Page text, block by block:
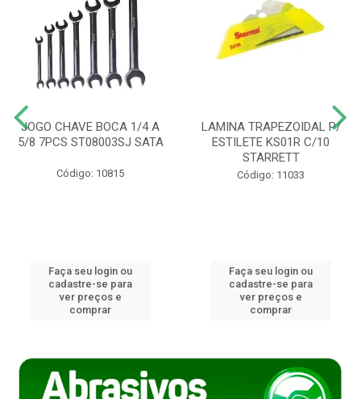
JOGO CHAVE BOCA 1/4 A
5/8 7PCS ST08003SJ SATA
Código: 10815
Faça seu login ou
cadastre-se para
ver preços e
comprar
LAMINA TRAPEZOIDAL P/
ESTILETE KS01R C/10
STARRETT
Código: 11033
Faça seu login ou
cadastre-se para
ver preços e
comprar